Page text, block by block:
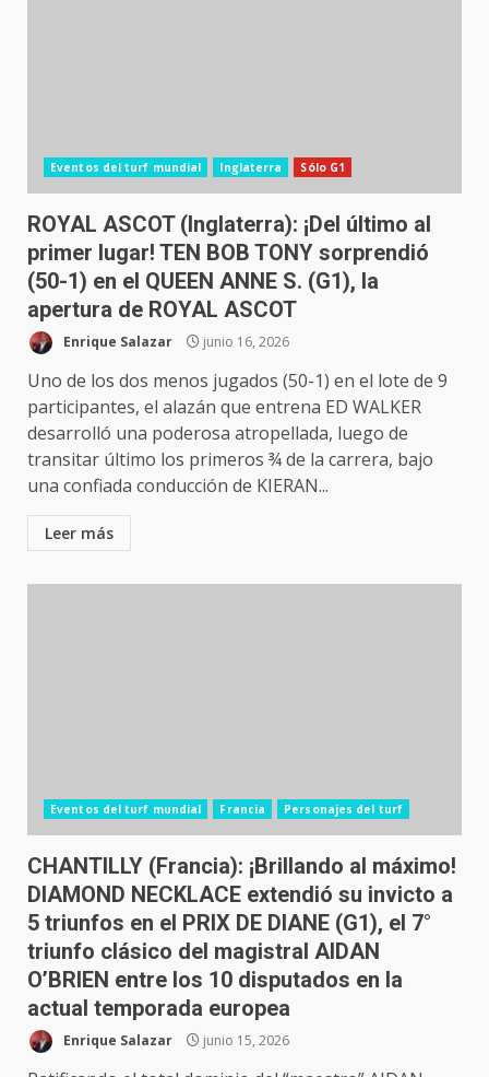
Eventos del turf mundial Inglaterra Sólo G1
ROYAL ASCOT (Inglaterra): ¡Del último al
primer lugar! TEN BOB TONY sorprendió
(50-1) en el QUEEN ANNE S. (G1), la
apertura de ROYAL ASCOT
Enrique Salazar junio 16, 2026
Uno de los dos menos jugados (50-1) en el lote de 9
participantes, el alazán que entrena ED WALKER
desarrolló una poderosa atropellada, luego de
transitar último los primeros ¾ de la carrera, bajo
una confiada conducción de KIERAN...
Leer más
Eventos del turf mundial Francia Personajes del turf
CHANTILLY (Francia): ¡Brillando al máximo!
DIAMOND NECKLACE extendió su invicto a
5 triunfos en el PRIX DE DIANE (G1), el 7°
triunfo clásico del magistral AIDAN
O’BRIEN entre los 10 disputados en la
actual temporada europea
Enrique Salazar junio 15, 2026